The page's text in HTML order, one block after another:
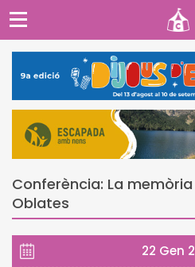
Conferència: La
Oblates
22 Gen